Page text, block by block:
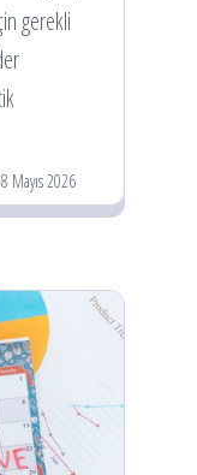
gerekli
8 Mayıs 2026